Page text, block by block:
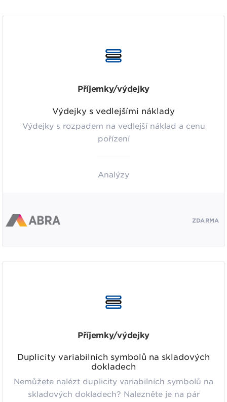
Příjemky/výdejky
Výdejky s vedlejšími náklady
Výdejky s rozpadem na vedlejší náklad a cenu
pořízení
Analýzy
ZDARMA
Příjemky/výdejky
Duplicity variabilních symbolů na skladových
dokladech
Nemůžete nalézt duplicity variabilních symbolů na
skladových dokladech? Nalezněte je na pár